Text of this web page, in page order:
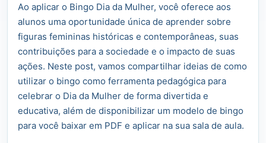
Ao aplicar o Bingo Dia da Mulher, você oferece aos
alunos uma oportunidade única de aprender sobre
figuras femininas históricas e contemporâneas, suas
contribuições para a sociedade e o impacto de suas
ações. Neste post, vamos compartilhar ideias de como
utilizar o bingo como ferramenta pedagógica para
celebrar o Dia da Mulher de forma divertida e
educativa, além de disponibilizar um modelo de bingo
para você baixar em PDF e aplicar na sua sala de aula.